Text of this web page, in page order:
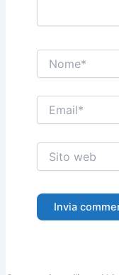
Nome*
Email*
Sito
web